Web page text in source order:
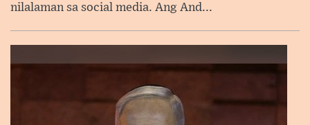
nilalaman sa social media. Ang And...